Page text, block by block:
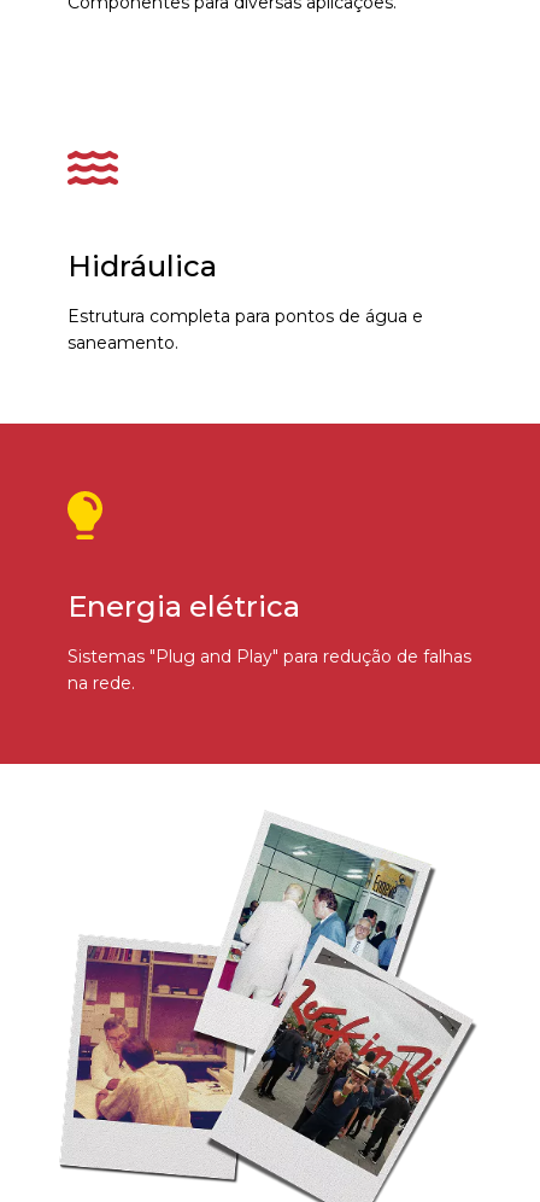
Hidráulica
Estrutura completa para pontos de água e
saneamento.
Energia elétrica
Sistemas "Plug and Play" para redução de falhas
na rede.